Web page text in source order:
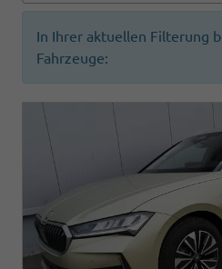
In Ihrer aktuellen Filterung
Fahrzeuge: